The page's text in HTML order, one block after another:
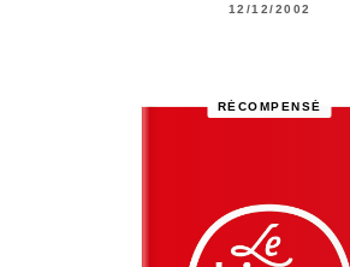
12/12/2002
RÉCOMPENSÉ